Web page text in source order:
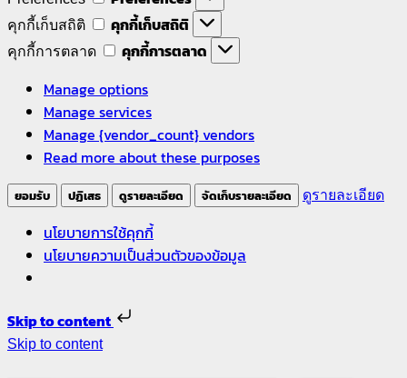
คุกกี้เก็บสถิติ คุกกี้เก็บสถิติ
คุกกี้การตลาด
คุกกี้การตลาด
Manage options
Manage services
Manage {vendor_count} vendors
Read more about these purposes
ยอมรับ ปฏิเสธ ดูรายละเอียด จัดเก็บรายละเอียด ดูรายละเอียด
นโยบายการใช้คุกกี้
นโยบายความเป็นส่วนตัวของข้อมูล
Skip to content
Skip to content